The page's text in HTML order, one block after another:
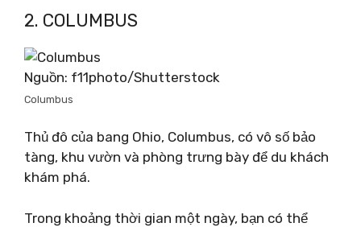
2. COLUMBUS
Nguồn: f11photo/Shutterstock
Columbus
Thủ đô của bang Ohio, Columbus, có vô số bảo
tàng, khu vườn và phòng trưng bày để du khách
khám phá.
Trong khoảng thời gian một ngày, bạn có thể